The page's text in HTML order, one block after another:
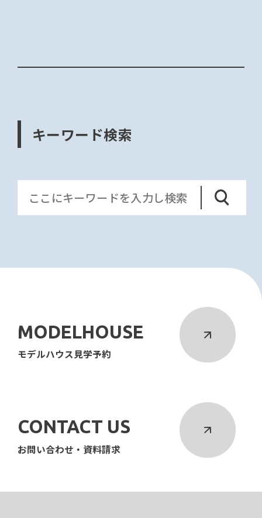
キーワード検索
MODELHOUSE
モデルハウス見学予約
CONTACT US
お問い合わせ・資料請求